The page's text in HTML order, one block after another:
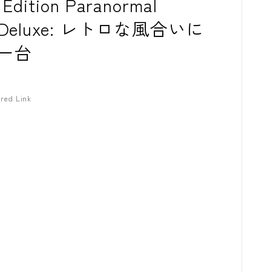
レトロな風合いに
台
Link